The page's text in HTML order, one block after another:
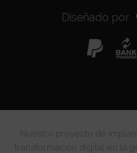
Diseñado por